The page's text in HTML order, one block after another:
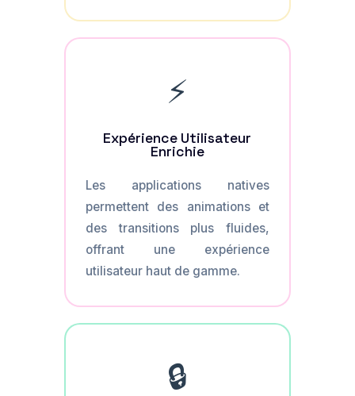
⚡
Expérience Utilisateur
Enrichie
Les applications natives
permettent des animations et
des transitions plus fluides,
offrant une expérience
utilisateur haut de gamme.
🔒